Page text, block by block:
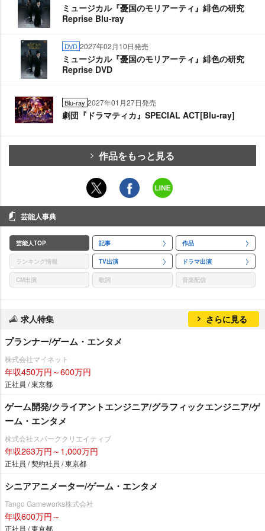
ミュージカル『憂国のモリアーティ』緋色の研究
Reprise Blu-ray
DVD 2027年02月10日発売
ミュージカル『憂国のモリアーティ』緋色の研究
Reprise DVD
Blu-ray 2027年01月27日発売
劇団『ドラマティカ』SPECIAL ACT[Blu-ray]
作品をもっと見る
芸能人事典
芸能人TOP 記事 作品
ランキング情報 TV出演 ドラマ出演
CM出演 歌詞 音楽配信
求人特集 さらに見る
プランナー/ゲーム・エンタメ
株式会社マイネット
年収450万円～600万円
正社員 / 東京都
ゲーム開発/クライアントエンジニア/グラフィックエンジニア/ゲ
ーム・エンタメ
株式会社スパーククリエイティブ
年収263万円～1,000万円
正社員 / 契約社員 / 東京都
シニアアニメーター/ゲーム・エンタメ
Tango Gameworks株式会社
年収600万円～
正社員 / 東京都